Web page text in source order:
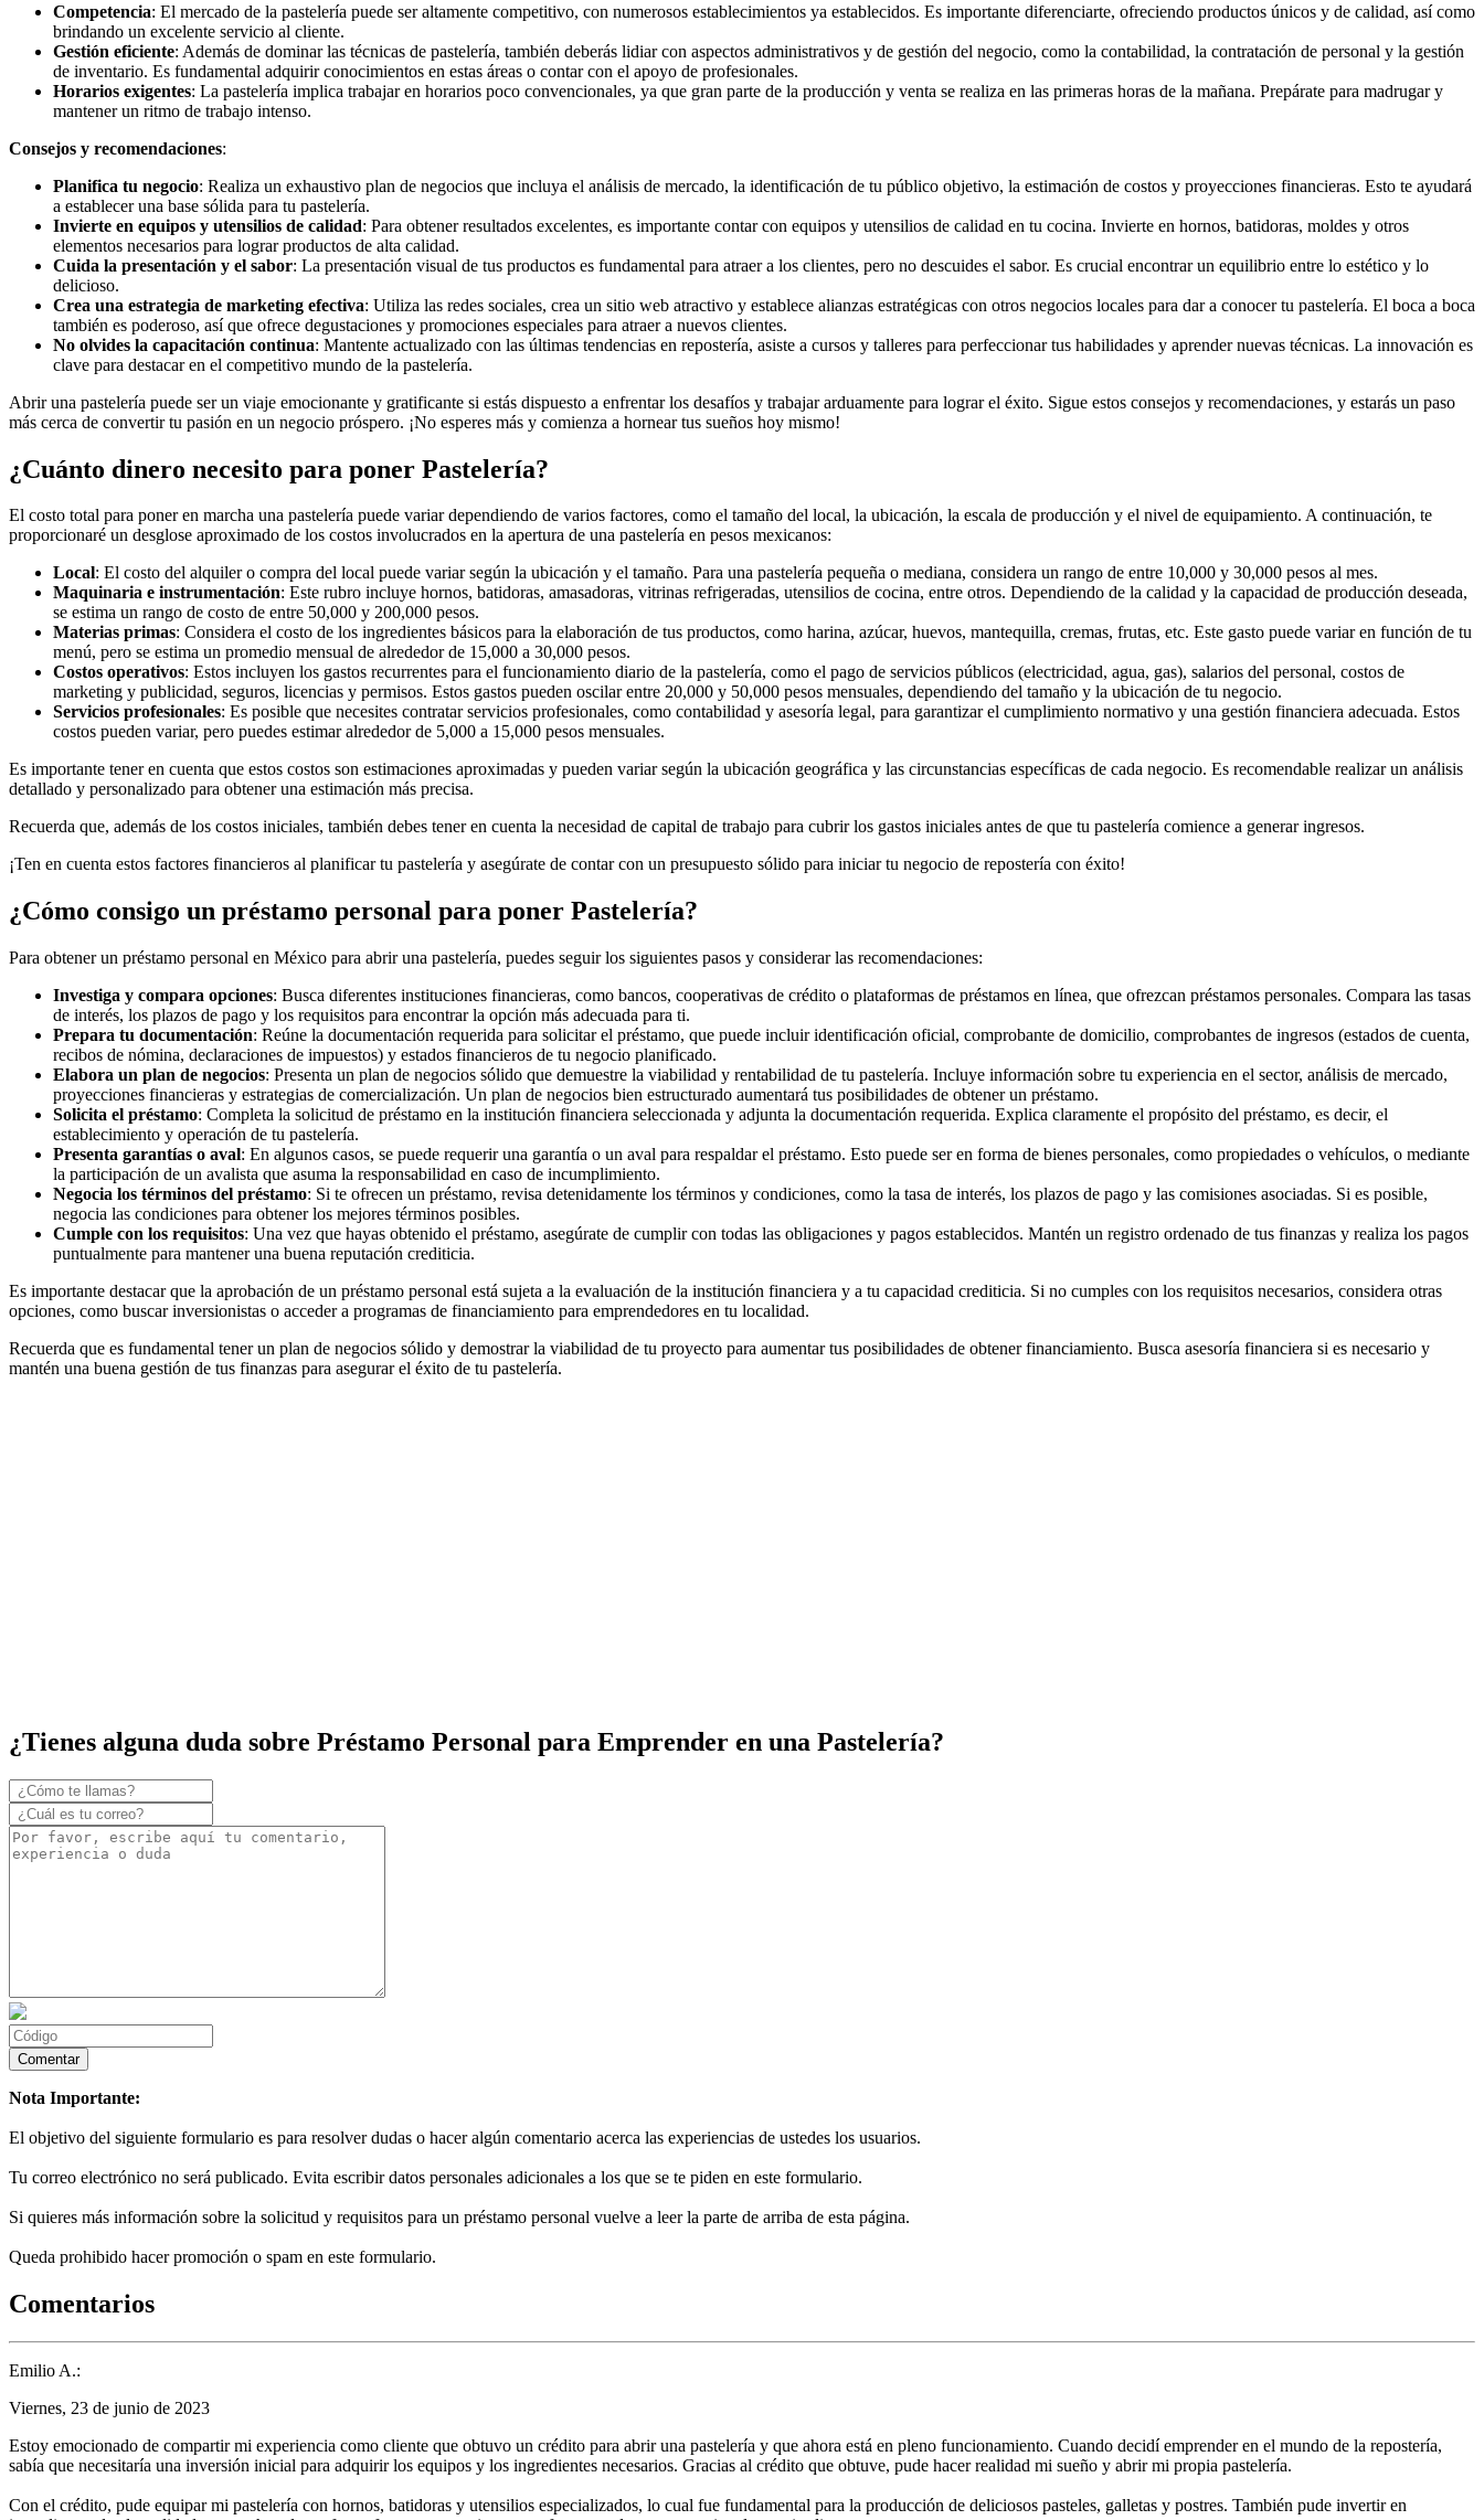
Competencia: El mercado de la pastelería puede ser altamente competitivo, con numerosos establecimientos ya establecidos. Es importante diferenciarte, ofreciendo productos únicos y de calidad, así como
brindando un excelente servicio al cliente.
Gestión eficiente: Además de dominar las técnicas de pastelería, también deberás lidiar con aspectos administrativos y de gestión del negocio, como la contabilidad, la contratación de personal y la gestión
de inventario. Es fundamental adquirir conocimientos en estas áreas o contar con el apoyo de profesionales.
Horarios exigentes: La pastelería implica trabajar en horarios poco convencionales, ya que gran parte de la producción y venta se realiza en las primeras horas de la mañana. Prepárate para madrugar y
mantener un ritmo de trabajo intenso.
Consejos y recomendaciones:
Planifica tu negocio: Realiza un exhaustivo plan de negocios que incluya el análisis de mercado, la identificación de tu público objetivo, la estimación de costos y proyecciones financieras. Esto te ayudará
a establecer una base sólida para tu pastelería.
Invierte en equipos y utensilios de calidad: Para obtener resultados excelentes, es importante contar con equipos y utensilios de calidad en tu cocina. Invierte en hornos, batidoras, moldes y otros
elementos necesarios para lograr productos de alta calidad.
Cuida la presentación y el sabor: La presentación visual de tus productos es fundamental para atraer a los clientes, pero no descuides el sabor. Es crucial encontrar un equilibrio entre lo estético y lo
delicioso.
Crea una estrategia de marketing efectiva: Utiliza las redes sociales, crea un sitio web atractivo y establece alianzas estratégicas con otros negocios locales para dar a conocer tu pastelería. El boca a boca
también es poderoso, así que ofrece degustaciones y promociones especiales para atraer a nuevos clientes.
No olvides la capacitación continua: Mantente actualizado con las últimas tendencias en repostería, asiste a cursos y talleres para perfeccionar tus habilidades y aprender nuevas técnicas. La innovación es
clave para destacar en el competitivo mundo de la pastelería.
Abrir una pastelería puede ser un viaje emocionante y gratificante si estás dispuesto a enfrentar los desafíos y trabajar arduamente para lograr el éxito. Sigue estos consejos y recomendaciones, y estarás un paso
más cerca de convertir tu pasión en un negocio próspero. ¡No esperes más y comienza a hornear tus sueños hoy mismo!
¿Cuánto dinero necesito para poner Pastelería?
El costo total para poner en marcha una pastelería puede variar dependiendo de varios factores, como el tamaño del local, la ubicación, la escala de producción y el nivel de equipamiento. A continuación, te
proporcionaré un desglose aproximado de los costos involucrados en la apertura de una pastelería en pesos mexicanos:
Local: El costo del alquiler o compra del local puede variar según la ubicación y el tamaño. Para una pastelería pequeña o mediana, considera un rango de entre 10,000 y 30,000 pesos al mes.
Maquinaria e instrumentación: Este rubro incluye hornos, batidoras, amasadoras, vitrinas refrigeradas, utensilios de cocina, entre otros. Dependiendo de la calidad y la capacidad de producción deseada,
se estima un rango de costo de entre 50,000 y 200,000 pesos.
Materias primas: Considera el costo de los ingredientes básicos para la elaboración de tus productos, como harina, azúcar, huevos, mantequilla, cremas, frutas, etc. Este gasto puede variar en función de tu
menú, pero se estima un promedio mensual de alrededor de 15,000 a 30,000 pesos.
Costos operativos: Estos incluyen los gastos recurrentes para el funcionamiento diario de la pastelería, como el pago de servicios públicos (electricidad, agua, gas), salarios del personal, costos de
marketing y publicidad, seguros, licencias y permisos. Estos gastos pueden oscilar entre 20,000 y 50,000 pesos mensuales, dependiendo del tamaño y la ubicación de tu negocio.
Servicios profesionales: Es posible que necesites contratar servicios profesionales, como contabilidad y asesoría legal, para garantizar el cumplimiento normativo y una gestión financiera adecuada. Estos
costos pueden variar, pero puedes estimar alrededor de 5,000 a 15,000 pesos mensuales.
Es importante tener en cuenta que estos costos son estimaciones aproximadas y pueden variar según la ubicación geográfica y las circunstancias específicas de cada negocio. Es recomendable realizar un análisis
detallado y personalizado para obtener una estimación más precisa.
Recuerda que, además de los costos iniciales, también debes tener en cuenta la necesidad de capital de trabajo para cubrir los gastos iniciales antes de que tu pastelería comience a generar ingresos.
¡Ten en cuenta estos factores financieros al planificar tu pastelería y asegúrate de contar con un presupuesto sólido para iniciar tu negocio de repostería con éxito!
¿Cómo consigo un préstamo personal para poner Pastelería?
Para obtener un préstamo personal en México para abrir una pastelería, puedes seguir los siguientes pasos y considerar las recomendaciones:
Investiga y compara opciones: Busca diferentes instituciones financieras, como bancos, cooperativas de crédito o plataformas de préstamos en línea, que ofrezcan préstamos personales. Compara las tasas
de interés, los plazos de pago y los requisitos para encontrar la opción más adecuada para ti.
Prepara tu documentación: Reúne la documentación requerida para solicitar el préstamo, que puede incluir identificación oficial, comprobante de domicilio, comprobantes de ingresos (estados de cuenta,
recibos de nómina, declaraciones de impuestos) y estados financieros de tu negocio planificado.
Elabora un plan de negocios: Presenta un plan de negocios sólido que demuestre la viabilidad y rentabilidad de tu pastelería. Incluye información sobre tu experiencia en el sector, análisis de mercado,
proyecciones financieras y estrategias de comercialización. Un plan de negocios bien estructurado aumentará tus posibilidades de obtener un préstamo.
Solicita el préstamo: Completa la solicitud de préstamo en la institución financiera seleccionada y adjunta la documentación requerida. Explica claramente el propósito del préstamo, es decir, el
establecimiento y operación de tu pastelería.
Presenta garantías o aval: En algunos casos, se puede requerir una garantía o un aval para respaldar el préstamo. Esto puede ser en forma de bienes personales, como propiedades o vehículos, o mediante
la participación de un avalista que asuma la responsabilidad en caso de incumplimiento.
Negocia los términos del préstamo: Si te ofrecen un préstamo, revisa detenidamente los términos y condiciones, como la tasa de interés, los plazos de pago y las comisiones asociadas. Si es posible,
negocia las condiciones para obtener los mejores términos posibles.
Cumple con los requisitos: Una vez que hayas obtenido el préstamo, asegúrate de cumplir con todas las obligaciones y pagos establecidos. Mantén un registro ordenado de tus finanzas y realiza los pagos
puntualmente para mantener una buena reputación crediticia.
Es importante destacar que la aprobación de un préstamo personal está sujeta a la evaluación de la institución financiera y a tu capacidad crediticia. Si no cumples con los requisitos necesarios, considera otras
opciones, como buscar inversionistas o acceder a programas de financiamiento para emprendedores en tu localidad.
Recuerda que es fundamental tener un plan de negocios sólido y demostrar la viabilidad de tu proyecto para aumentar tus posibilidades de obtener financiamiento. Busca asesoría financiera si es necesario y
mantén una buena gestión de tus finanzas para asegurar el éxito de tu pastelería.
¿Tienes alguna duda sobre Préstamo Personal para Emprender en una Pastelería?
Nota Importante:
El objetivo del siguiente formulario es para resolver dudas o hacer algún comentario acerca las experiencias de ustedes los usuarios.
Tu correo electrónico no será publicado. Evita escribir datos personales adicionales a los que se te piden en este formulario.
Si quieres más información sobre la solicitud y requisitos para un préstamo personal vuelve a leer la parte de arriba de esta página.
Queda prohibido hacer promoción o spam en este formulario.
Comentarios
Emilio A.:
Viernes, 23 de junio de 2023
Estoy emocionado de compartir mi experiencia como cliente que obtuvo un crédito para abrir una pastelería y que ahora está en pleno funcionamiento. Cuando decidí emprender en el mundo de la repostería,
sabía que necesitaría una inversión inicial para adquirir los equipos y los ingredientes necesarios. Gracias al crédito que obtuve, pude hacer realidad mi sueño y abrir mi propia pastelería.
Con el crédito, pude equipar mi pastelería con hornos, batidoras y utensilios especializados, lo cual fue fundamental para la producción de deliciosos pasteles, galletas y postres. También pude invertir en